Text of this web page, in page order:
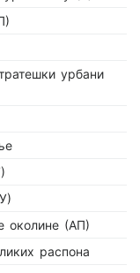
урбани
околине (АП)
распона